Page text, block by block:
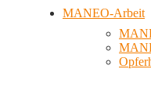
MANEO-Arbeit